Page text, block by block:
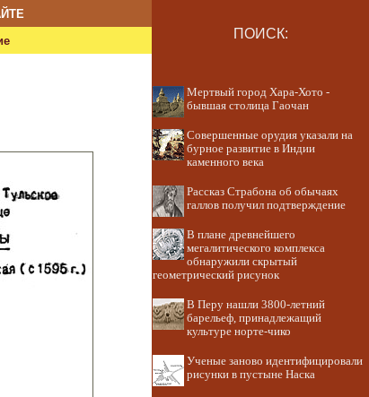
ПОИСК:
Мертвый город Хара-Хото -
бывшая столица Гаочан
Совершенные орудия указали на
бурное развитие в Индии
каменного века
Рассказ Страбона об обычаях
галлов получил подтверждение
В плане древнейшего
мегалитического комплекса
обнаружили скрытый
геометрический рисунок
В Перу нашли 3800-летний
барельеф, принадлежащий
культуре норте-чико
Ученые заново идентифицировали
рисунки в пустыне Наска